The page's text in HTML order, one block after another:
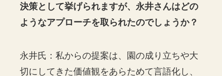
決策として挙げられますが、永井さんはどの
ようなアプローチを取られたのでしょうか？
永井氏：私からの提案は、園の成り立ちや大
切にしてきた価値観をあらためて言語化し、